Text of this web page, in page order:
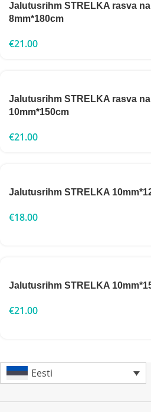
Jalutusrihm STRELKA rasva
8mm*180cm
€21.00
Jalutusrihm STRELKA rasva
10mm*150cm
€21.00
Jalutusrihm STRELKA
€18.00
Jalutusrihm STRELKA
€21.00
Eesti